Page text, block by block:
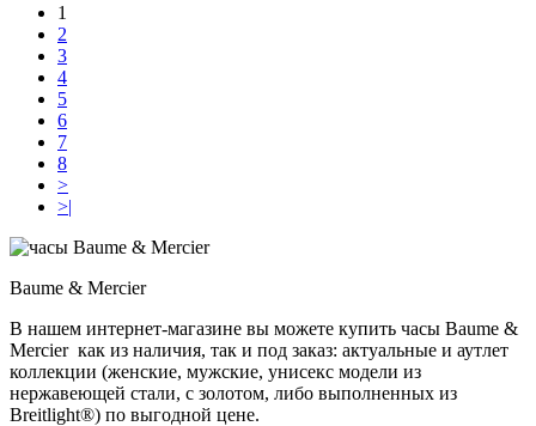
1
2
3
4
5
6
7
8
>
>|
Baume & Mercier
В нашем интернет-магазине вы можете купить часы Baume &
Mercier как из наличия, так и под заказ: актуальные и аутлет
коллекции (женские, мужские, унисекс модели из
нержавеющей стали, с золотом, либо выполненных из
Breitlight®) по выгодной цене.